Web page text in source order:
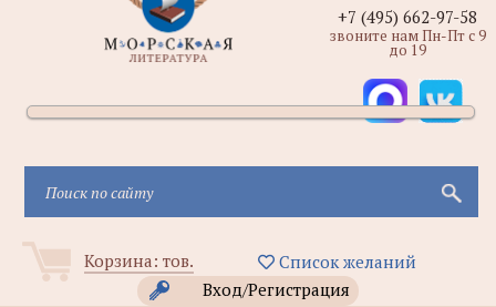
Корзина: тов.
Список желаний
Вход/Регистрация
+7 (495) 662-97-58
звоните нам Пн-Пт с 9
до 19